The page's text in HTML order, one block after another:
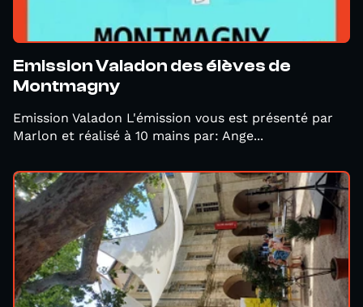
Emission Valadon des élèves de
Montmagny
Emission Valadon L'émission vous est présenté par
Marlon et réalisé à 10 mains par: Ange...